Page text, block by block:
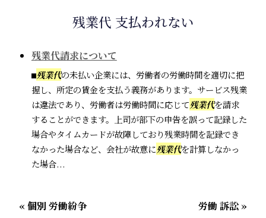
残業代 支払われない
残業代請求について
⬛︎残業代の未払い企業には、労働者の労働時間を適切に把
握し、所定の賃金を支払う義務があります。サービス残業
は違法であり、労働者は労働時間に応じて残業代を請求
することができます。上司が部下の申告を誤って記録した
場合やタイムカードが故障しており残業時間を記録でき
なかった場合など、会社が故意に残業代を計算しなかっ
た場合...
« 個別 労働紛争
労働 訴訟 »